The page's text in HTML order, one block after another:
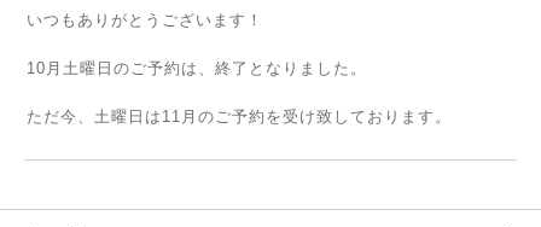
いつもありがとうございます！
10月土曜日のご予約は、終了となりました。
ただ今、土曜日は11月のご予約を受け致しております。